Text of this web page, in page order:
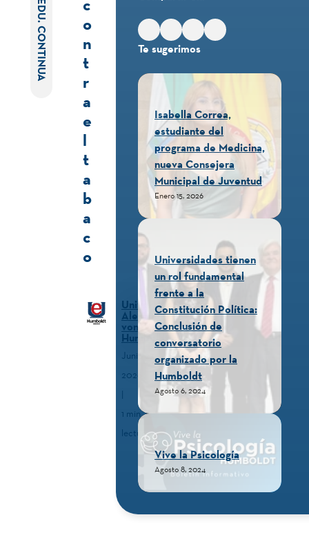
c
o
n
t
r
a
e
l
t
a
b
a
c
o
Universidad
Alexander
von
Humboldt
Junio 23,
2026
|
1 min. de
lectura
Te sugerimos
Isabella Correa,
estudiante del
programa de Medicina,
nueva Consejera
Municipal de Juventud
Enero 15, 2026
Universidades tienen
un rol fundamental
frente a la
Constitución Política:
Conclusión de
conversatorio
organizado por la
Humboldt
Agosto 6, 2024
Vive la Psicología
Agosto 8, 2024
EDU. CONTINUA